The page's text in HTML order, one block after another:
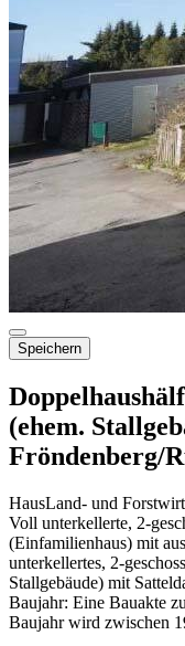
Speichern
(ehem.
Fröndenberg/
HausLand- und
Voll unterkellerte, 2-
(Einfamilienhaus) mit
unterkellertes, 2-
Stallgebäude) mit
Baujahr: Eine Bauakte
Baujahr wird zwischen